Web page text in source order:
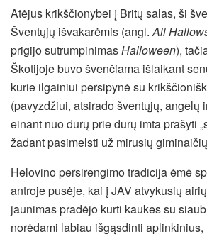
Atėjus krikščionybei į Britų salas, ši
Šventųjų išvakarėmis (angl.All
prigijo sutrumpinimasHalloween),
Škotijoje buvo švenčiama išlaikant
kurie ilgainiui persipynė su
(pavyzdžiui, atsirado šventųjų, angelų
einant nuo durų prie durų imta prašyti
žadant pasimelsti už mirusių
Helovino persirengimo tradicija ėmė
antroje pusėje, kai į JAV atvykusių
jaunimas pradėjo kurti kaukes su
norėdami labiau išgąsdinti